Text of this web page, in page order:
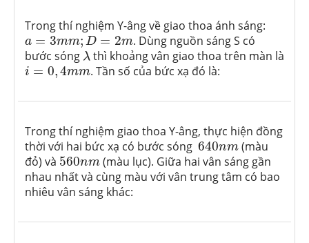
Trong thí nghiệm Y-âng về giao thoa ánh sáng:
a = 3mm; D = 2m
a=3mm;D=2m
. Dùng nguồn sáng S có
bước sóng λ
λ thì khoảng vân giao thoa trên màn là
i = 0,4mm
i=0,4mm . Tần số của bức xạ đó là:
Trong thí nghiệm giao thoa Y-âng, thực hiện đồng
thời với hai bức xạ có bước sóng 640nm
640nm(màu
đỏ) và 560nm
560nm(màu lục). Giữa hai vân sáng gần
nhau nhất và cùng màu với vân trung tâm có bao
nhiêu vân sáng khác: